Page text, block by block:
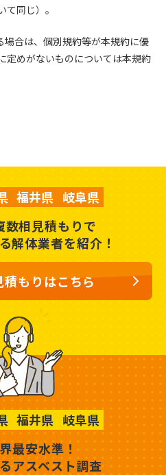
同じ）。
場合は、個別規約等が本規約に優
定めがないものについては本規約
福井県 岐阜県
数相見積もりで
解体業者を紹介！
積もりはこちら
福井県 岐阜県
最安水準！
アスベスト調査